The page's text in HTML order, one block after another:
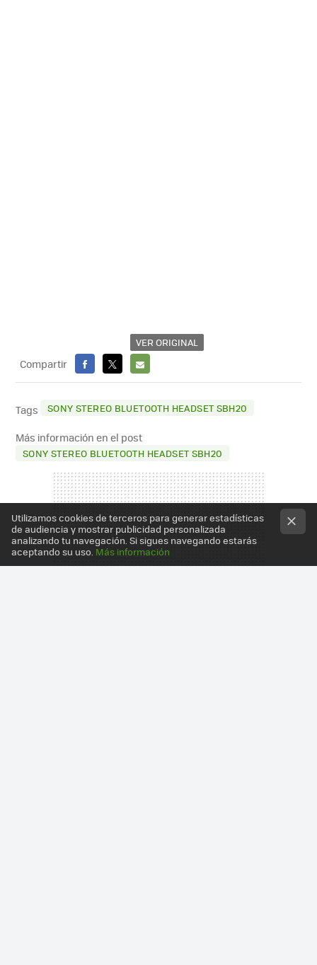
VER ORIGINAL
Compartir
FACEBOOK
X
E-
MAIL
Tags SONY STEREO BLUETOOTH HEADSET SBH20
Más información en el post
SONY STEREO BLUETOOTH HEADSET SBH20
Utilizamos cookies de terceros para generar estadísticas
de audiencia y mostrar publicidad personalizada
analizando tu navegación. Si sigues navegando estarás
aceptando su uso. Más información